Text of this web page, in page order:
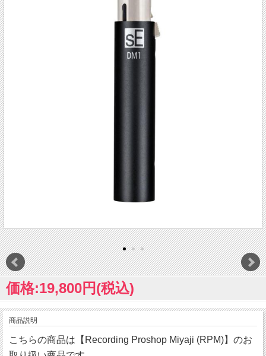
価格:19,800円(税込)
商品説明
こちらの商品は【Recording Proshop Miyaji (RPM)】のお